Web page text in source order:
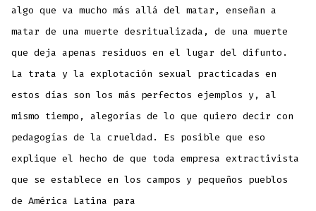
algo que va mucho más allá del matar, enseñan a
matar de una muerte desritualizada, de una muerte
que deja apenas residuos en el lugar del difunto.
La trata y la explotación sexual practicadas en
estos días son los más perfectos ejemplos y, al
mismo tiempo, alegorías de lo que quiero decir con
pedagogías de la crueldad. Es posible que eso
explique el hecho de que toda empresa extractivista
que se establece en los campos y pequeños pueblos
de América Latina para